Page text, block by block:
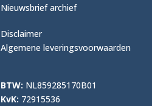
Nieuwsbrief archief
Disclaimer
Algemene leveringsvoorwaarden
BTW: NL859285170B01
KvK: 72915536